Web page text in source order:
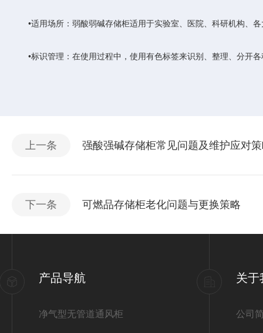
‌•适用场所‌：弱酸弱碱存储柜适用于实验室、医院、科研机构、各
‌•标识管理‌：在使用过程中，使用有色标签来识别、整理、分开各
上一条 强酸强碱存储柜常见问题及维护应对
下一条 可燃品存储柜老化问题与更换策略
产品导航
净气型无管道通风柜
关于
公司